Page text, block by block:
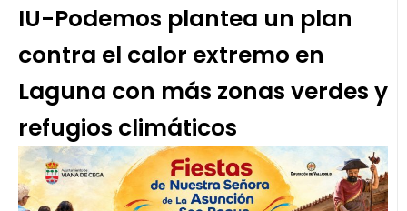
IU-Podemos plantea un plan
contra el calor extremo en
Laguna con más zonas verdes y
refugios climáticos